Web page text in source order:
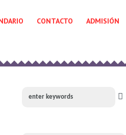
CONTACTO ADMISIÓN